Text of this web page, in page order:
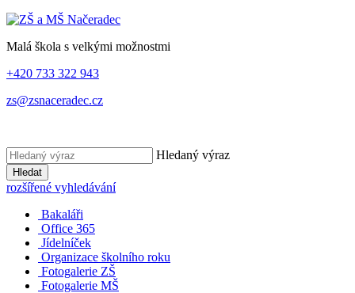
Malá škola s velkými možnostmi
+420 733 322 943
zs@zsnaceradec.cz
Hledaný výraz
Hledat
rozšířené vyhledávání
Bakaláři
Office 365
Jídelníček
Organizace školního roku
Fotogalerie ZŠ
Fotogalerie MŠ